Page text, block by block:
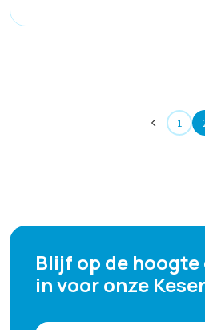
1
Blijf op de
in voor onze